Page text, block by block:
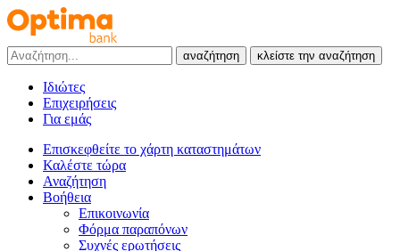
αναζήτηση κλείστε την αναζήτηση
Ιδιώτες
Επιχειρήσεις
Για εμάς
Επισκεφθείτε το χάρτη καταστημάτων
Καλέστε τώρα
Αναζήτηση
Βοήθεια
Επικοινωνία
Φόρμα παραπόνων
Συχνές ερωτήσεις